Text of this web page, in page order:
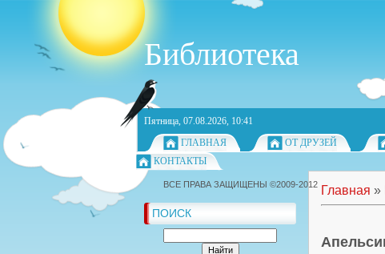
Библиотека
Пятница, 07.08.2026, 10:41
ГЛАВНАЯ
ОТ ДРУЗЕЙ
КОНТАКТЫ
ПОИСК
Главная »
ВСЕ ПРАВА ЗАЩИЩЕНЫ ©2009-2012